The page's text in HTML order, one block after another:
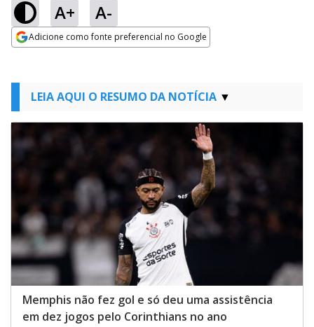
A+ A-
Adicione como fonte preferencial no Google
LEIA AQUI O RESUMO DA NOTÍCIA
Memphis não fez gol e só deu uma assistência
em dez jogos pelo Corinthians no ano